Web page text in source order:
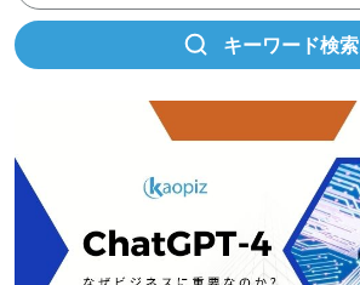
キーワード検索